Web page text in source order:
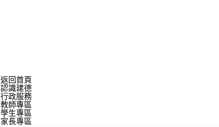
返回首頁
認識建德
行政服務
教師專區
學生專區
家長專區